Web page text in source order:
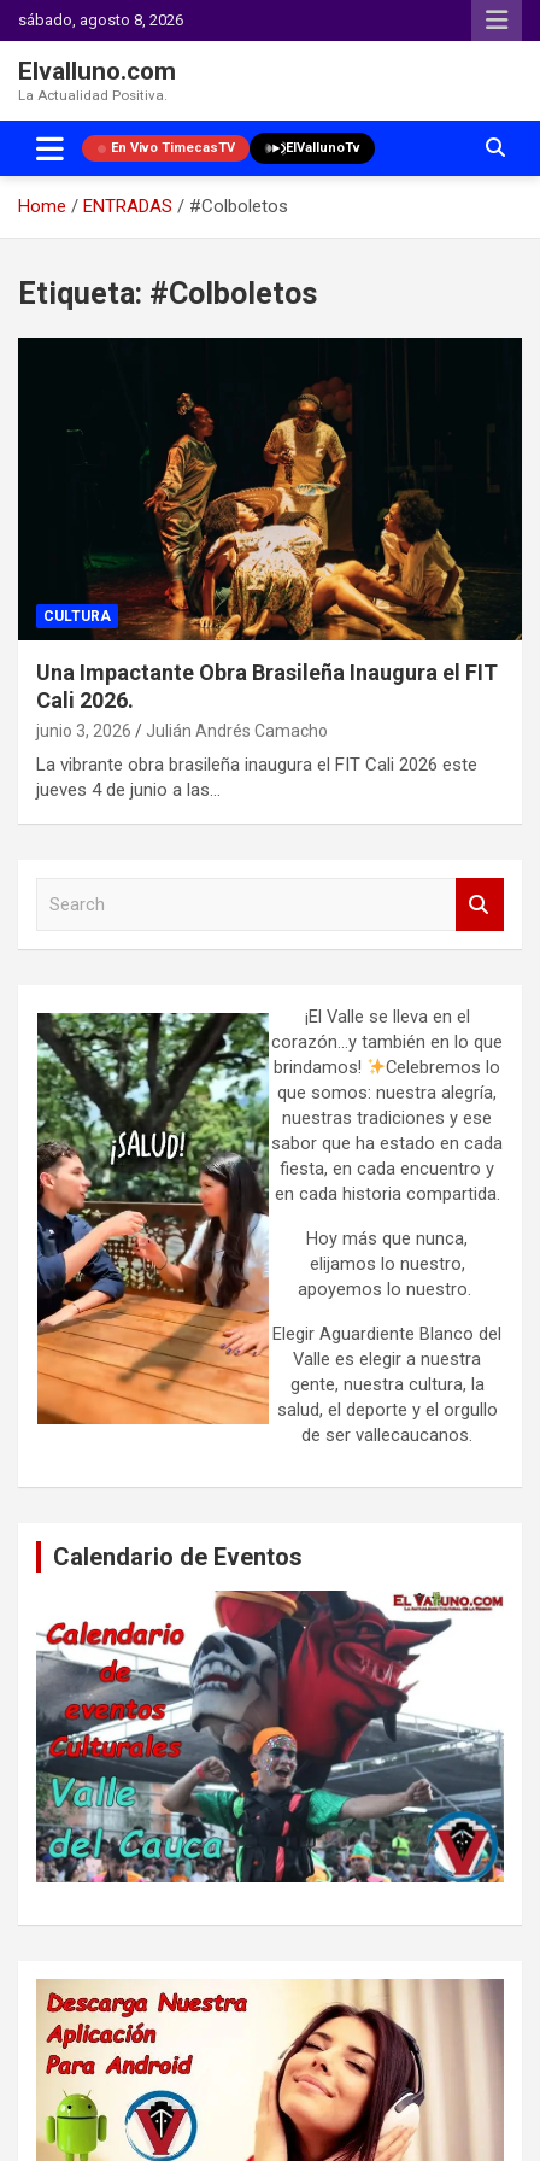
sábado, agosto 8, 2026
Elvalluno.com
La Actualidad Positiva.
En Vivo TimecasTV ElVallunoTv
Home ENTRADAS
#Colboletos
content
Etiqueta: #Colboletos
CULTURA
Una Impactante Obra Brasileña Inaugura el FIT
Cali 2026.
junio 3, 2026 Julián Andrés Camacho
La vibrante obra brasileña inaugura el FIT Cali 2026 este
jueves 4 de junio a las…
h
¡El Valle se lleva en el
corazón…y también en lo que
brindamos!
Celebremos lo
que somos: nuestra alegría,
nuestras tradiciones y ese
sabor que ha estado en cada
fiesta, en cada encuentro y
en cada historia compartida.
Hoy más que nunca,
elijamos lo nuestro,
apoyemos lo nuestro.
Elegir Aguardiente Blanco del
Valle es elegir a nuestra
gente, nuestra cultura, la
salud, el deporte y el orgullo
de ser vallecaucanos.
Calendario de Eventos